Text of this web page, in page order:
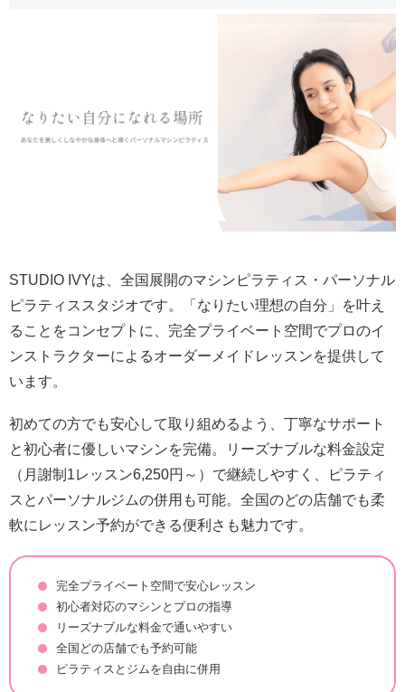
STUDIO IVYは、全国展開のマシンピラティス・パーソナル
ピラティススタジオです。「なりたい理想の自分」を叶え
ることをコンセプトに、完全プライベート空間でプロのイ
ンストラクターによるオーダーメイドレッスンを提供して
います。
初めての方でも安心して取り組めるよう、丁寧なサポート
と初心者に優しいマシンを完備。リーズナブルな料金設定
（月謝制1レッスン6,250円～）で継続しやすく、ピラティ
スとパーソナルジムの併用も可能。全国のどの店舗でも柔
軟にレッスン予約ができる便利さも魅力です。
完全プライベート空間で安心レッスン
初心者対応のマシンとプロの指導
リーズナブルな料金で通いやすい
全国どの店舗でも予約可能
ピラティスとジムを自由に併用